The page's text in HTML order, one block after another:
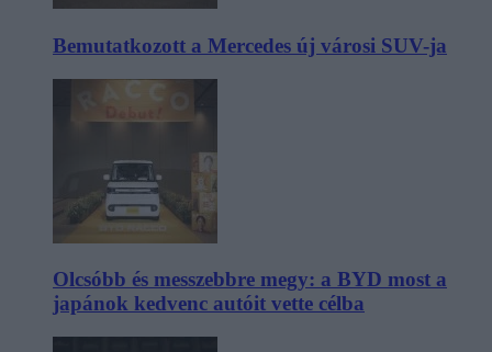
Bemutatkozott a Mercedes új városi SUV-ja
Olcsóbb és messzebbre megy: a BYD most a
japánok kedvenc autóit vette célba